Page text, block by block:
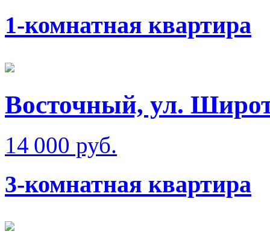
1-комнатная квартира
Восточный, ул.
14 000 руб.
3-комнатная квартира